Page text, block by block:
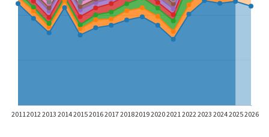
2011 2012 2013 20142015201620172018201920202021 20222023202420252026